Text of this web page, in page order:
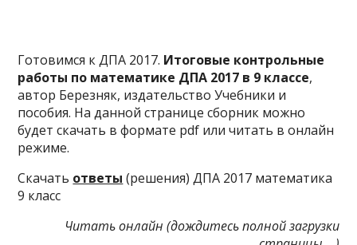
Готовимся к ДПА 2017. Итоговые контрольные
работы по математике ДПА 2017 в 9 классе,
автор Березняк, издательство Учебники и
пособия. На данной странице сборник можно
будет скачать в формате pdf или читать в онлайн
режиме.
Скачать ответы (решения) ДПА 2017 математика
9 класс
Читать онлайн (дождитесь полной загрузки